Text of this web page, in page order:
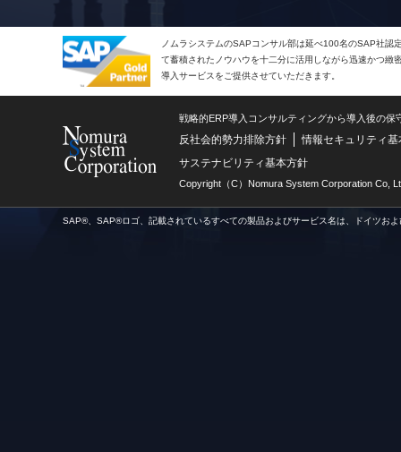
ノムラシステムのSAPコンサル部は延べ100名のSAP社認
て蓄積されたノウハウを十二分に活用しながら迅速かつ緻
導入サービスをご提供させていただきます。
戦略的ERP導入コンサルティングから導入後の
反社会的勢力排除方針
情報セキュリティ基
サステナビリティ基本方針
Copyright（C）Nomura System Corporation Co,
SAP®、SAP®ロゴ、記載されているすべての製品およびサービス名は、ドイツお